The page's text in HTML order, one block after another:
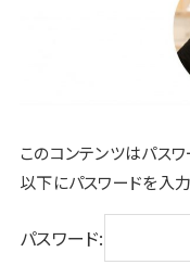
このコンテンツはパス
以下にパスワードを入力
パスワード: